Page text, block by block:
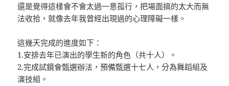
還是覺得這樣會不會太過一意孤行，把場面搞的太大而無
法收拾，就像去年我曾經出現過的心理障礙一樣。
這幾天完成的進度如下：
1.安排去年已演出的學生新的角色（共十人）。
2.完成試鏡會甄選辦法，預備甄選十七人，分為舞蹈組及
演技組。